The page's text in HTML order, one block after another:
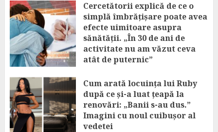
Cercetătorii explică de ce o
simplă îmbrățișare poate avea
efecte uimitoare asupra
sănătății. „În 30 de ani de
activitate nu am văzut ceva
atât de puternic”
Cum arată locuința lui Ruby
după ce și-a luat țeapă la
renovări: „Banii s-au dus.”
Imagini cu noul cuibușor al
vedetei